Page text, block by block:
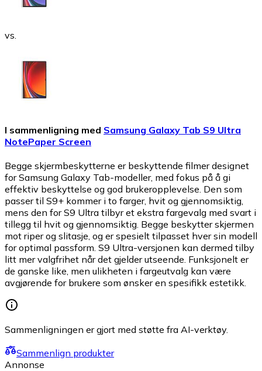
vs.
I sammenligning med Samsung Galaxy Tab S9 Ultra
NotePaper Screen
Begge skjermbeskytterne er beskyttende filmer designet
for Samsung Galaxy Tab-modeller, med fokus på å gi
effektiv beskyttelse og god brukeropplevelse. Den som
passer til S9+ kommer i to farger, hvit og gjennomsiktig,
mens den for S9 Ultra tilbyr et ekstra fargevalg med svart i
tillegg til hvit og gjennomsiktig. Begge beskytter skjermen
mot riper og slitasje, og er spesielt tilpasset hver sin modell
for optimal passform. S9 Ultra-versjonen kan dermed tilby
litt mer valgfrihet når det gjelder utseende. Funksjonelt er
de ganske like, men ulikheten i fargeutvalg kan være
avgjørende for brukere som ønsker en spesifikk estetikk.
Sammenligningen er gjort med støtte fra AI-verktøy.
Sammenlign produkter
Annonse